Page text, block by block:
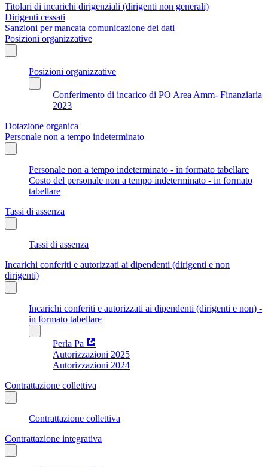
Titolari di incarichi dirigenziali (dirigenti non generali)
Dirigenti cessati
Sanzioni per mancata comunicazione dei dati
Posizioni organizzative
Posizioni organizzative
Conferimento di incarico di PO Area Amm- Finanziaria
2023
Dotazione organica
Personale non a tempo indeterminato
Personale non a tempo indeterminato - in formato tabellare
Costo del personale non a tempo indeterminato - in formato
tabellare
Tassi di assenza
Tassi di assenza
Incarichi conferiti e autorizzati ai dipendenti (dirigenti e non
dirigenti)
Incarichi conferiti e autorizzati ai dipendenti (dirigenti e non) -
in formato tabellare
Perla Pa
Autorizzazioni 2025
Autorizzazioni 2024
Contrattazione collettiva
Contrattazione collettiva
Contrattazione integrativa